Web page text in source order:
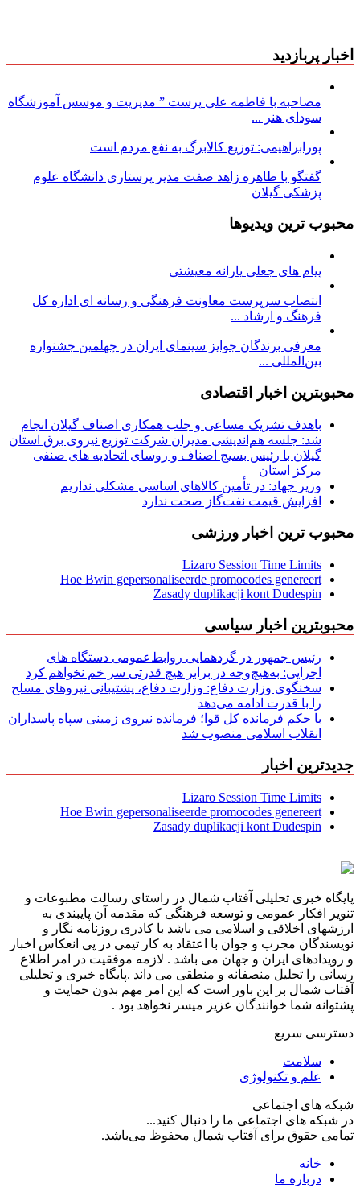
اخبار پربازدید
مصاحبه با فاطمه علی پرست ” مدیریت و موسس آموزشگاه
سودای هنر ...
پورابراهیمی: توزیع کالابرگ به نفع مردم است
گفتگو با طاهره زاهد صفت مدیر پرستاری دانشگاه علوم
پزشکی گیلان
محبوب ترین ویدیوها
پیام های جعلی یارانه معیشتی
انتصاب سرپرست معاونت فرهنگی و رسانه ای اداره کل
فرهنگ و ارشاد ...
معرفی برندگان جوایز سینمای ایران در چهلمین جشنواره
بین‌المللی ...
محبوبترین اخبار اقتصادی
باهدف تشریک مساعی و جلب همکاری اصناف گیلان انجام
شد: جلسه هم‌اندیشی مدیران شركت توزیع نیروی برق استان
گیلان با رئیس بسیج اصناف و روسای اتحادیه های صنفی
مركز استان
وزیر جهاد: در تأمین کالاهای اساسی مشکلی نداریم
افزایش قیمت نفت‌گاز صحت ندارد
محبوب ترین اخبار ورزشی
Lizaro Session Time Limits
Hoe Bwin gepersonaliseerde promocodes genereert
Zasady duplikacji kont Dudespin
محبوبترین اخبار سیاسی
رئیس جمهور در گردهمایی روابط‌عمومی دستگاه های
اجرایی: به‌هیچ‌وجه در برابر هیچ قدرتی سر خم نخواهم کرد
سخنگوی وزارت دفاع: وزارت دفاع، پشتیبانی نیرو‌های مسلح
را با قدرت ادامه می‌دهد
با حکم فرمانده کل قوا؛ فرمانده نیروی زمینی سپاه پاسداران
انقلاب اسلامی منصوب شد
جدیدترین اخبار
Lizaro Session Time Limits
Hoe Bwin gepersonaliseerde promocodes genereert
Zasady duplikacji kont Dudespin
پایگاه خبری تحلیلی آفتاب شمال در راستای رسالت مطبوعات و
تنویر افکار عمومی و توسعه فرهنگی که مقدمه آن پایبندی به
ارزشهای اخلاقی و اسلامی می باشد با کادری روزنامه نگار و
نویسندگان مجرب و جوان با اعتقاد به کار تیمی در پی انعکاس اخبار
و رویدادهای ایران و جهان می باشد . لازمه موفقیت در امر اطلاع
رسانی را تحلیل منصفانه و منطقی می داند .پایگاه خبری و تحلیلی
آفتاب شمال بر این باور است که این امر مهم بدون حمایت و
پشتوانه شما خوانندگان عزیز میسر نخواهد بود .
دسترسی سریع
سلامت
علم و تکنولوژی
شبکه های اجتماعی
در شبکه های اجتماعی ما را دنبال کنید...
تمامی حقوق برای آفتاب شمال محفوظ می‌باشد.
خانه
درباره ما